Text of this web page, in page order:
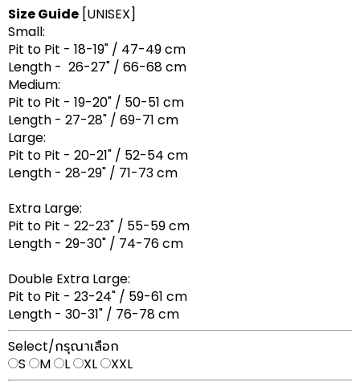
Size Guide [UNISEX]
Small:
Pit to Pit - 18-19" / 47-49 cm
Length - 26-27" / 66-68 cm
Medium:
Pit to Pit - 19-20" / 50-51 cm
Length - 27-28" / 69-71 cm
Large:
Pit to Pit - 20-21" / 52-54 cm
Length - 28-29" / 71-73 cm
Extra Large:
Pit to Pit - 22-23" / 55-59 cm
Length - 29-30" / 74-76 cm
Double Extra Large:
Pit to Pit - 23-24" / 59-61 cm
Length - 30-31" / 76-78 cm
Select/กรุณาเลือก
S
M L XL
XXL